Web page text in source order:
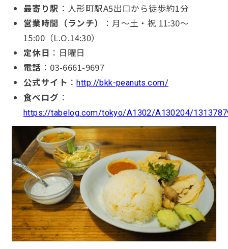
最寄り駅 ：人形町駅A5出口から徒歩約1分
営業時間（ランチ）
：月〜土・祝 11:30〜
15:00（L.O.14:30）
定休日 ：日曜日
電話 ：03-6661-9697
公式サイト ：http://bkk-peanuts.com/
食べログ ：
https://tabelog.com/tokyo/A1302/A130204/